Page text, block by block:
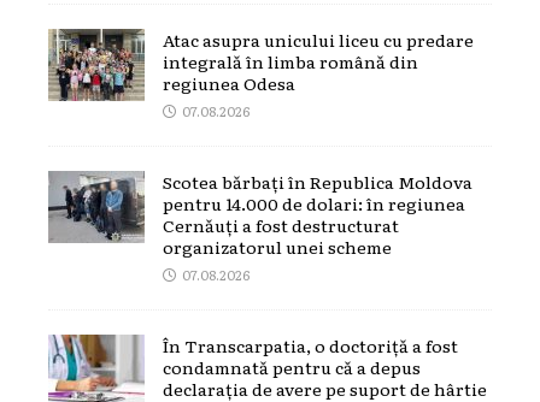
Atac asupra unicului liceu cu predare
integrală în limba română din
regiunea Odesa
07.08.2026
Scotea bărbați în Republica Moldova
pentru 14.000 de dolari: în regiunea
Cernăuți a fost destructurat
organizatorul unei scheme
07.08.2026
În Transcarpatia, o doctoriță a fost
condamnată pentru că a depus
declarația de avere pe suport de hârtie